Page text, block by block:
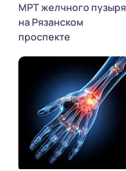
МРТ желчного пузыря
на Рязанском
проспекте